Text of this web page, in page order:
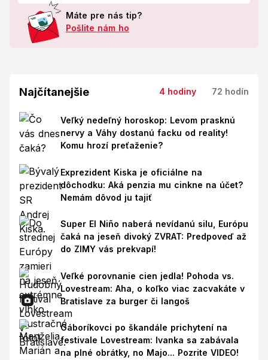
Máte pre nás tip?
Pošlite nám ho
Najčítanejšie 4 hodiny 72 hodín
Veľký nedeľný horoskop: Levom prasknú
nervy a Váhy dostanú facku od reality!
Komu hrozí preťaženie?
Exprezident Kiska je oficiálne na
dôchodku: Aká penzia mu cinkne na účet?
Nemám dôvod ju tajiť
Super El Niño naberá nevídanú silu, Európu
čaká na jeseň divoký ZVRAT: Predpoveď až
do ZIMY vás prekvapí!
Veľké porovnanie cien jedla! Pohoda vs.
Lovestream: Aha, o koľko viac zacvakáte v
Bratislave za burger či langoš
Gáboríkovci po škandále prichytení na
festivale Lovestream: Ivanka sa zabávala
na plné obrátky, no Majo... Pozrite VIDEO!